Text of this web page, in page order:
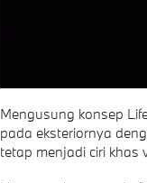
Mengusung konsep
pada eksteriornya
tetap menjadi ciri khas